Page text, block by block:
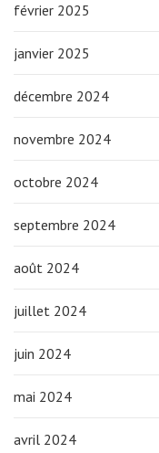
février 2025
janvier 2025
décembre 2024
novembre 2024
octobre 2024
septembre 2024
août 2024
juillet 2024
juin 2024
mai 2024
avril 2024